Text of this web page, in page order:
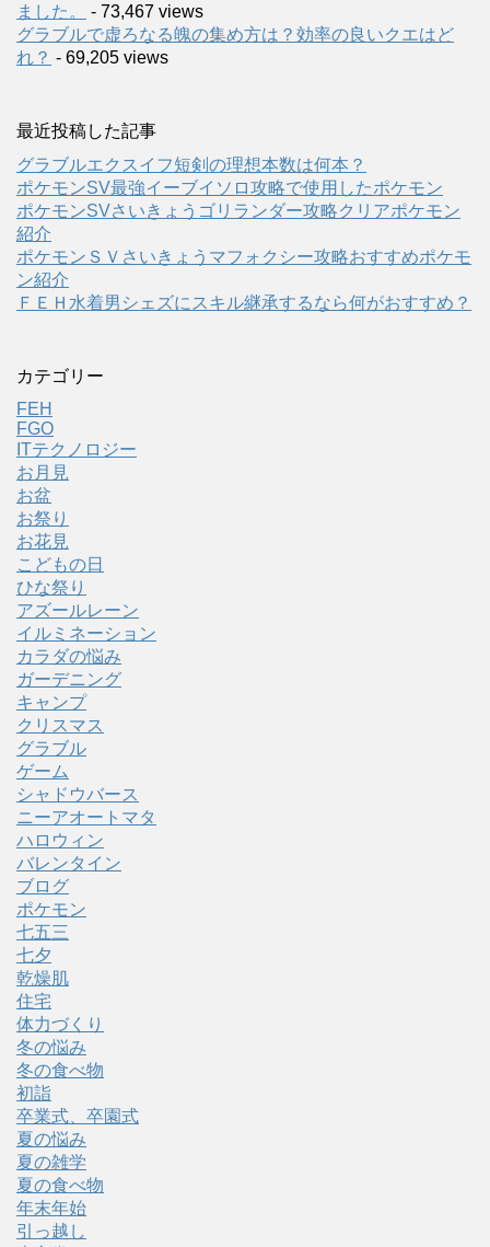
ました。
- 73,467 views
グラブルで虚ろなる魄の集め方は？効率の良いクエはど
れ？ - 69,205 views
最近投稿した記事
グラブルエクスイフ短剣の理想本数は何本？
ポケモンSV最強イーブイソロ攻略で使用したポケモン
ポケモンSVさいきょうゴリランダー攻略クリアポケモン
紹介
ポケモンＳＶさいきょうマフォクシー攻略おすすめポケモ
ン紹介
ＦＥＨ水着男シェズにスキル継承するなら何がおすすめ？
カテゴリー
FEH
FGO
ITテクノロジー
お月見
お盆
お祭り
お花見
こどもの日
ひな祭り
アズールレーン
イルミネーション
カラダの悩み
ガーデニング
キャンプ
クリスマス
グラブル
ゲーム
シャドウバース
ニーアオートマタ
ハロウィン
バレンタイン
ブログ
ポケモン
七五三
七夕
乾燥肌
住宅
体力づくり
冬の悩み
冬の食べ物
初詣
卒業式、卒園式
夏の悩み
夏の雑学
夏の食べ物
年末年始
引っ越し